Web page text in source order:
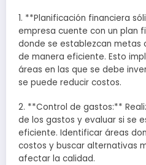
1. **Planificación financiera
empresa cuente con un plan
donde se establezcan metas
de manera eficiente. Esto
áreas en las que se debe
se puede reducir costos.
2. **Control de gastos:**
de los gastos y evaluar si se
eficiente. Identificar áreas
costos y buscar alternativas
afectar la calidad.